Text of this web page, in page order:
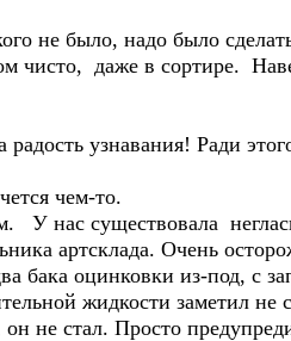
не было, надо было
даже в сортире.
узнавания! Ради
чем-то.
нас существовала
артсклада. Очень
бака оцинковки из-под, с
жидкости заметил не
не стал. Просто